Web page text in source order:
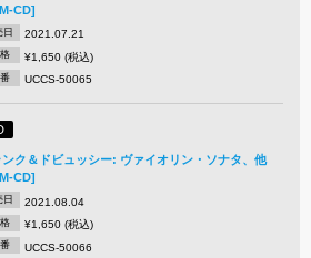
CD]
日 2021.07.21
¥1,650 (税込)
UCCS-50065
ンク＆ドビュッシー: ヴァイオリン・ソナタ、他
CD]
日 2021.08.04
¥1,650 (税込)
UCCS-50066